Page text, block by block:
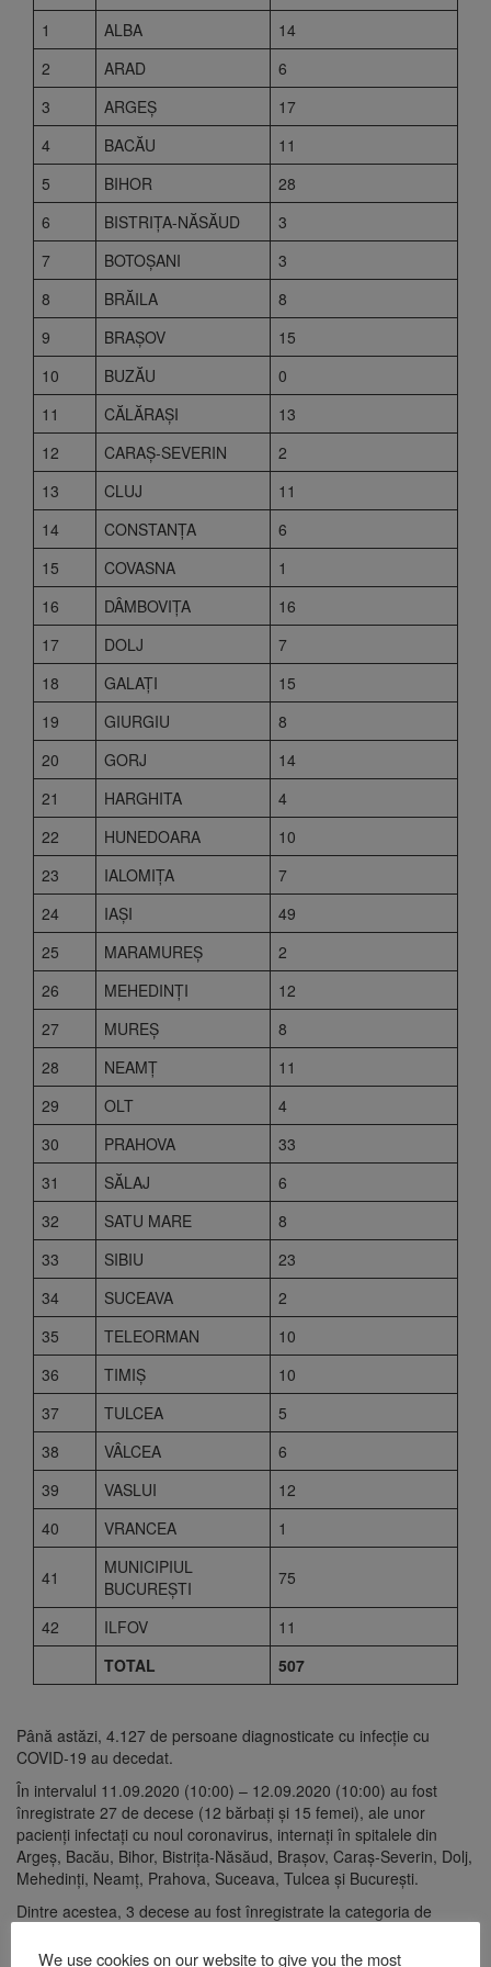
1
ALBA
14
2
ARAD
6
3
ARGEŞ
17
4
BACĂU
11
5
BIHOR
28
6
BISTRIŢA-NĂSĂUD
3
7
BOTOŞANI
3
8
BRĂILA
8
9
BRAŞOV
15
10
BUZĂU
0
11
CĂLĂRAŞI
13
12
CARAŞ-SEVERIN
2
13
CLUJ
11
14
CONSTANŢA
6
15
COVASNA
1
16
DÂMBOVIŢA
16
17
DOLJ
7
18
GALAŢI
15
19
GIURGIU
8
20
GORJ
14
21
HARGHITA
4
22
HUNEDOARA
10
23
IALOMIŢA
7
24
IAŞI
49
25
MARAMUREŞ
2
26
MEHEDINŢI
12
27
MUREŞ
8
28
NEAMŢ
11
29
OLT
4
30
PRAHOVA
33
31
SĂLAJ
6
32
SATU MARE
8
33
SIBIU
23
34
SUCEAVA
2
35
TELEORMAN
10
36
TIMIŞ
10
37
TULCEA
5
38
VÂLCEA
6
39
VASLUI
12
40
VRANCEA 1
41
MUNICIPIUL
BUCUREŞTI
75
42 ILFOV
11
TOTAL
507
Până astăzi, 4.127 de persoane diagnosticate cu infecție cu
COVID-19 au decedat.
În intervalul 11.09.2020 (10:00) – 12.09.2020 (10:00) au fost
înregistrate 27 de decese (12 bărbați și 15 femei), ale unor
pacienți infectați cu noul coronavirus, internați în spitalele din
Argeș, Bacău, Bihor, Bistrița-Năsăud, Brașov, Caraș-Severin, Dolj,
Mehedinți, Neamț, Prahova, Suceava, Tulcea și București.
Dintre acestea, 3 decese au fost înregistrate la categoria de
decese la categoria de vârstă 70-79 ani și 9 decese la categoria
We use cookies on our website to give you the most